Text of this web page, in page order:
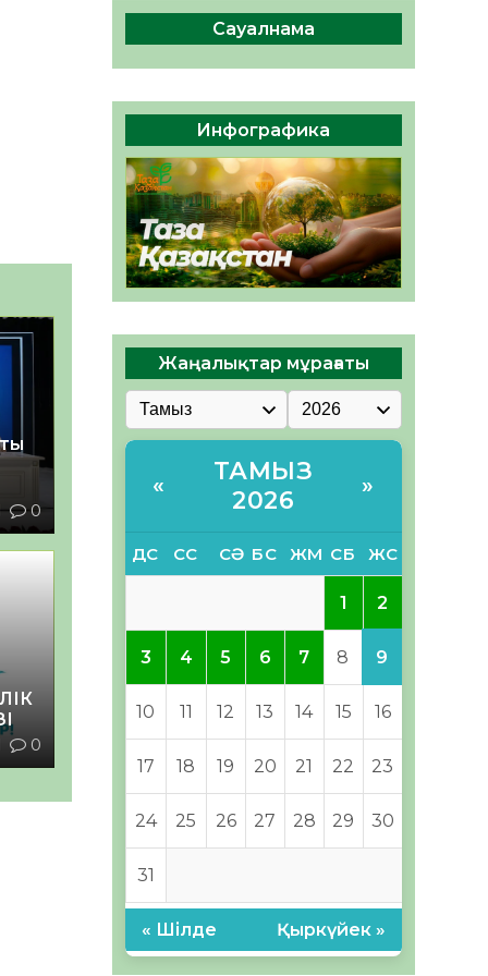
0
0
Руслан Рүстемұлы облыс
әкімінің кеңесшісі болып
тағайындалды
05.08.2026
64 0
Сауалнама
Инфографика
Жаңалықтар мұрағаты
«
ТАМЫЗ
2026
»
ДС СС СӘ БС ЖМ СБ ЖС
1 2
3 4 5 6 7 8 9
10 11 12 13 14 15 16
17 18 19 20 21 22 23
24 25 26 27 28 29 30
31
« Шілде Қыркүйек »